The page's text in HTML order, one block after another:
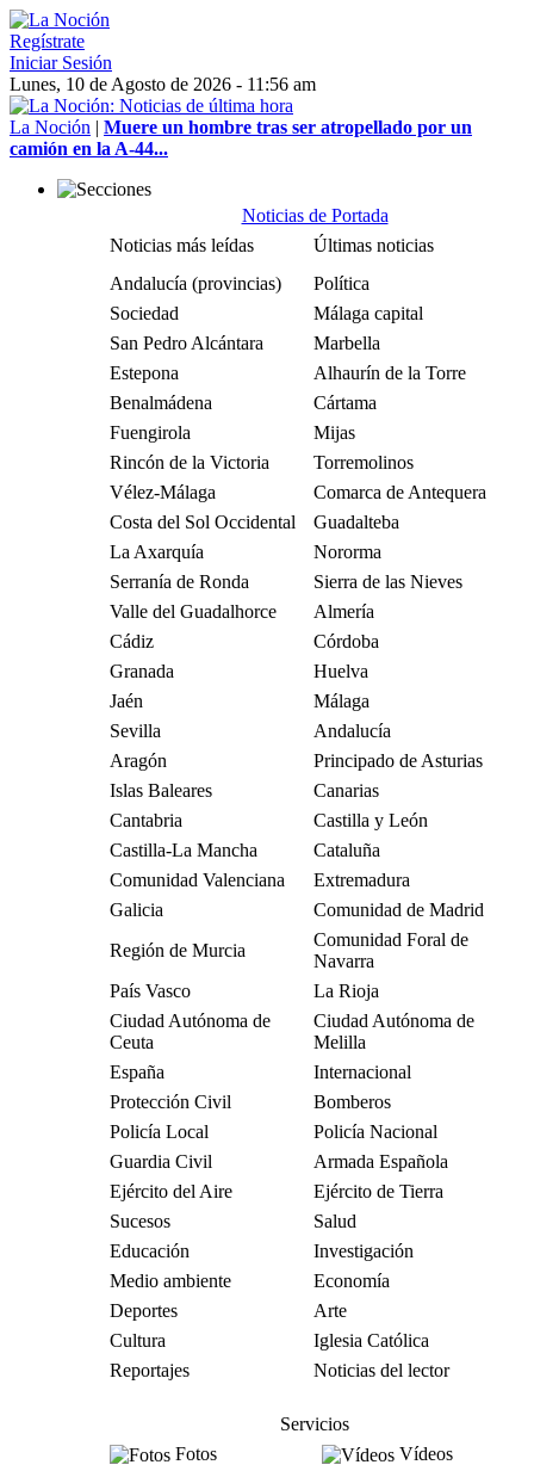
Regístrate
Iniciar Sesión
Lunes, 10 de Agosto de 2026 - 11:56 am
La Noción | Muere un hombre tras ser atropellado por un
camión en la A-44...
Noticias de Portada
Noticias más leídas
Últimas noticias
Andalucía (provincias)
Política
Sociedad
Málaga capital
San Pedro Alcántara
Marbella
Estepona
Alhaurín de la Torre
Benalmádena
Cártama
Fuengirola
Mijas
Rincón de la Victoria
Torremolinos
Vélez-Málaga
Comarca de Antequera
Costa del Sol Occidental
Guadalteba
La Axarquía
Nororma
Serranía de Ronda
Sierra de las Nieves
Valle del Guadalhorce
Almería
Cádiz
Córdoba
Granada
Huelva
Jaén
Málaga
Sevilla
Andalucía
Aragón
Principado de Asturias
Islas Baleares
Canarias
Cantabria
Castilla y León
Castilla-La Mancha
Cataluña
Comunidad Valenciana
Extremadura
Galicia
Comunidad de Madrid
Región de Murcia
Comunidad Foral de
Navarra
País Vasco
La Rioja
Ciudad Autónoma de
Ceuta
Ciudad Autónoma de
Melilla
España
Internacional
Protección Civil
Bomberos
Policía Local
Policía Nacional
Guardia Civil
Armada Española
Ejército del Aire
Ejército de Tierra
Sucesos
Salud
Educación
Investigación
Medio ambiente
Economía
Deportes
Arte
Cultura
Iglesia Católica
Reportajes
Noticias del lector
Servicios
Fotos
Vídeos